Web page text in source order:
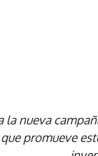
la nueva
promueve